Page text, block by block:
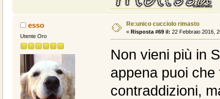
esso
Utente Oro
Re:unico cucciolo rimasto
« Risposta #69 il: 22 Febbraio 2016,
Non vieni più in
appena puoi
contraddizioni,